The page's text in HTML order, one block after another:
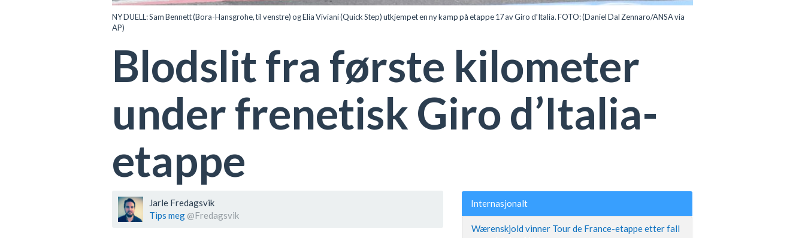
NY DUELL: Sam Bennett (Bora-Hansgrohe, til venstre) og Elia Viviani (Quick Step) utkjempet en ny kamp på etappe 17 av Giro d'Italia. FOTO: (Daniel Dal Zennaro/ANSA via
AP)
Blodslit fra første kilometer
under frenetisk Giro d’Italia-
etappe
Jarle Fredagsvik
Tips meg @Fredagsvik
Internasjonalt
Wærenskjold vinner Tour de France-etappe etter fall